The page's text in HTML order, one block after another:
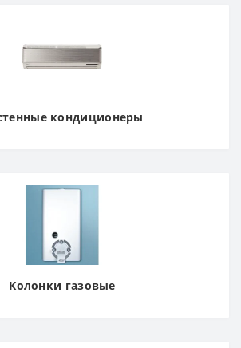
кондиционеры
Колонки газовые